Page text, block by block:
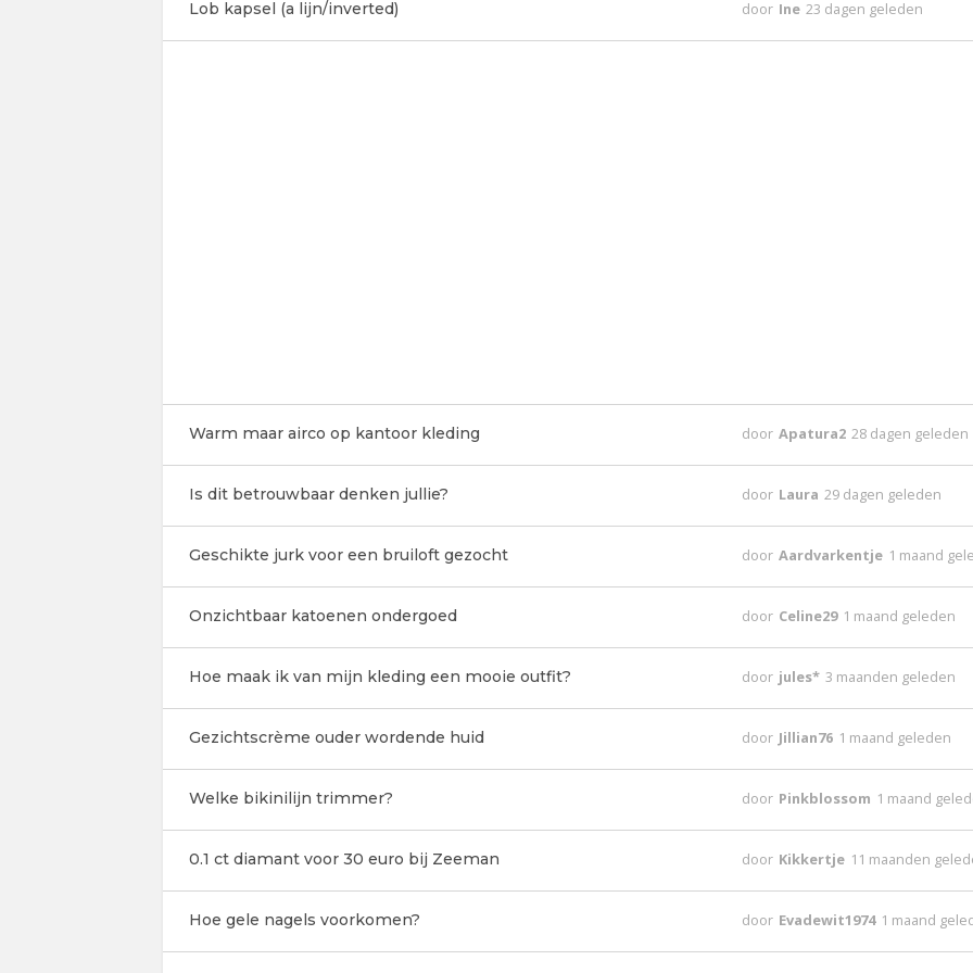
Lob kapsel (a lijn/inverted) door Ine 23 dagen geleden
Warm maar airco op kantoor kleding door Apatura2 28 dagen geleden
Is dit betrouwbaar denken jullie? door Laura 29 dagen geleden
Geschikte jurk voor een bruiloft gezocht door Aardvarkentje 1 maand
Onzichtbaar katoenen ondergoed door Celine29 1 maand geleden
Hoe maak ik van mijn kleding een mooie outfit? door jules* 3 maanden geleden
Gezichtscrème ouder wordende huid door Jillian76 1 maand geleden
Welke bikinilijn trimmer? door Pinkblossom 1 maand
0.1 ct diamant voor 30 euro bij Zeeman door Kikkertje 11 maanden
Hoe gele nagels voorkomen? door Evadewit1974 1 maand